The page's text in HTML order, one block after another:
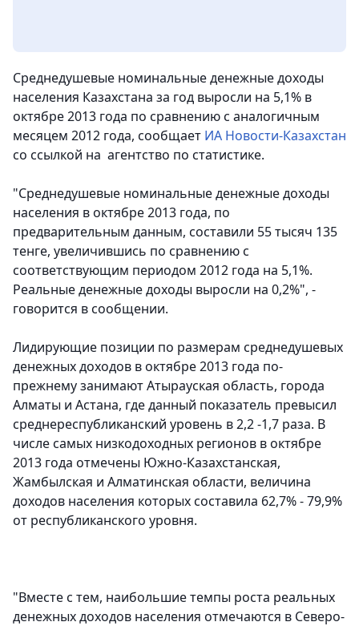
Среднедушевые номинальные денежные доходы
населения Казахстана за год выросли на 5,1% в
октябре 2013 года по сравнению с аналогичным
месяцем 2012 года, сообщает ИА Новости-Казахстан
со ссылкой на агентство по статистике.
"Среднедушевые номинальные денежные доходы
населения в октябре 2013 года, по
предварительным данным, составили 55 тысяч 135
тенге, увеличившись по сравнению с
соответствующим периодом 2012 года на 5,1%.
Реальные денежные доходы выросли на 0,2%", -
говорится в сообщении.
Лидирующие позиции по размерам среднедушевых
денежных доходов в октябре 2013 года по-
прежнему занимают Атырауская область, города
Алматы и Астана, где данный показатель превысил
среднереспубликанский уровень в 2,2 -1,7 раза. В
числе самых низкодоходных регионов в октябре
2013 года отмечены Южно-Казахстанская,
Жамбылская и Алматинская области, величина
доходов населения которых составила 62,7% - 79,9%
от республиканского уровня.
"Вместе с тем, наибольшие темпы роста реальных
денежных доходов населения отмечаются в Северо-